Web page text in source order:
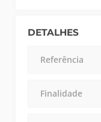
DETALHES
Referência
Finalidade